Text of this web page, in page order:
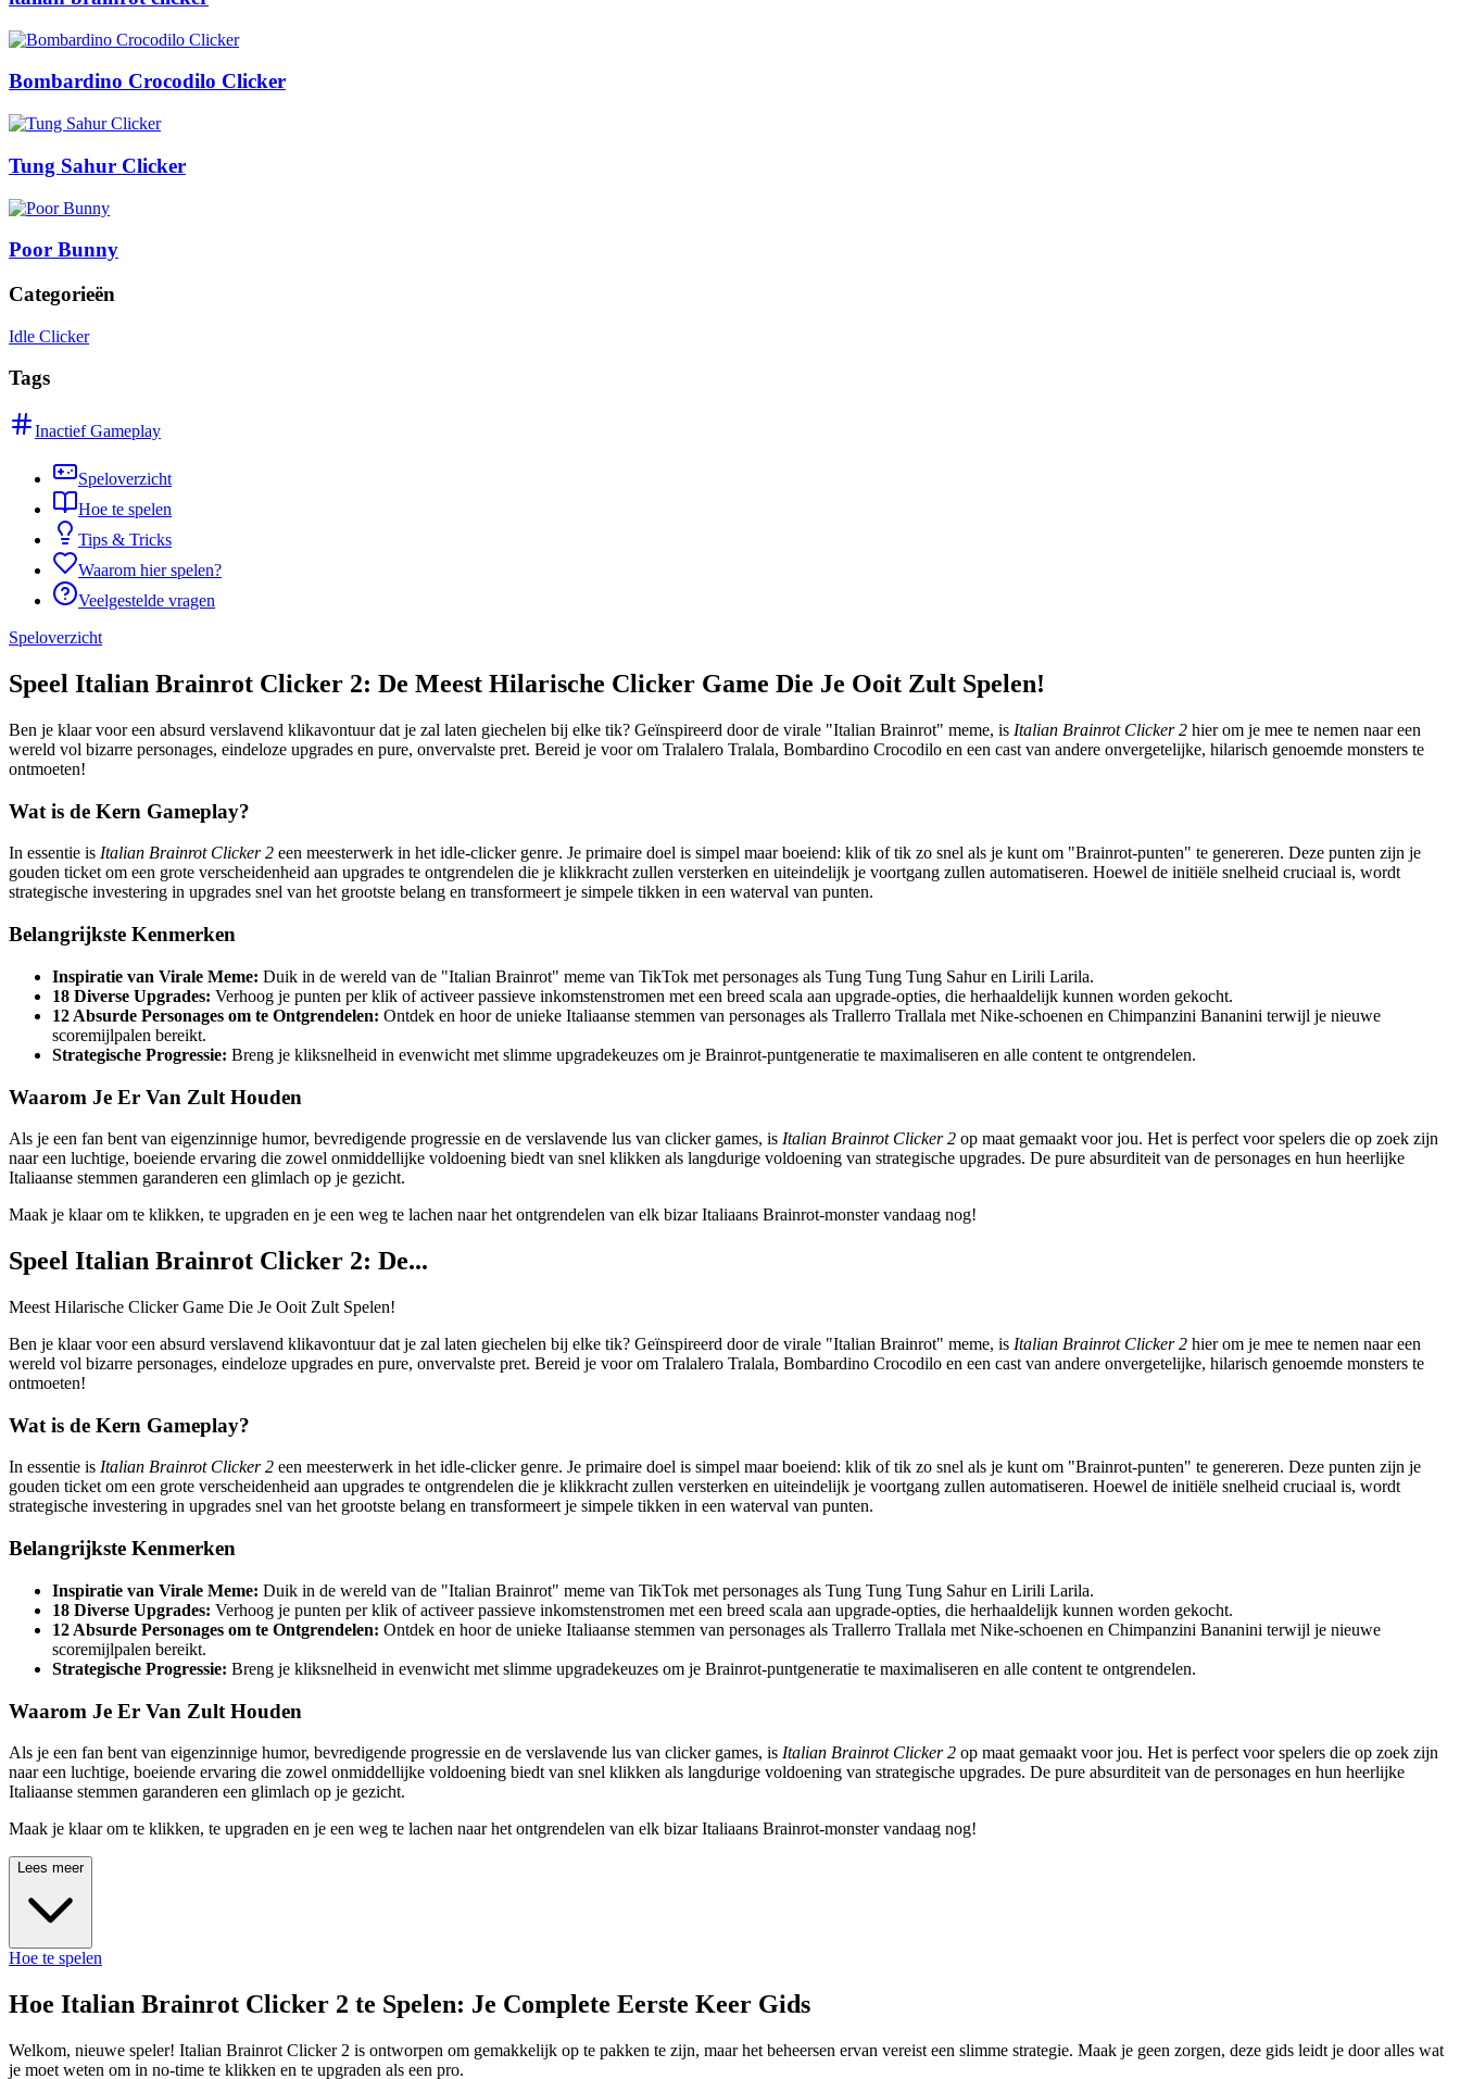
Bombardino Crocodilo Clicker
Tung Sahur Clicker
Poor Bunny
Categorieën
Idle Clicker
Tags
Inactief Gameplay
Speloverzicht
Hoe te spelen
Tips & Tricks
Waarom hier spelen?
Veelgestelde vragen
Speloverzicht
Speel Italian Brainrot Clicker 2: De Meest Hilarische Clicker Game Die Je Ooit Zult Spelen!
Ben je klaar voor een absurd verslavend klikavontuur dat je zal laten giechelen bij elke tik? Geïnspireerd door de virale "Italian Brainrot" meme, is Italian Brainrot Clicker 2 hier om je mee te nemen naar een
wereld vol bizarre personages, eindeloze upgrades en pure, onvervalste pret. Bereid je voor om Tralalero Tralala, Bombardino Crocodilo en een cast van andere onvergetelijke, hilarisch genoemde monsters te
ontmoeten!
Wat is de Kern Gameplay?
In essentie is Italian Brainrot Clicker 2 een meesterwerk in het idle-clicker genre. Je primaire doel is simpel maar boeiend: klik of tik zo snel als je kunt om "Brainrot-punten" te genereren. Deze punten zijn je
gouden ticket om een ​​grote verscheidenheid aan upgrades te ontgrendelen die je klikkracht zullen versterken en uiteindelijk je voortgang zullen automatiseren. Hoewel de initiële snelheid cruciaal is, wordt
strategische investering in upgrades snel van het grootste belang en transformeert je simpele tikken in een waterval van punten.
Belangrijkste Kenmerken
Inspiratie van Virale Meme: Duik in de wereld van de "Italian Brainrot" meme van TikTok met personages als Tung Tung Tung Sahur en Lirili Larila.
18 Diverse Upgrades: Verhoog je punten per klik of activeer passieve inkomstenstromen met een breed scala aan upgrade-opties, die herhaaldelijk kunnen worden gekocht.
12 Absurde Personages om te Ontgrendelen: Ontdek en hoor de unieke Italiaanse stemmen van personages als Trallerro Trallala met Nike-schoenen en Chimpanzini Bananini terwijl je nieuwe
scoremijlpalen bereikt.
Strategische Progressie: Breng je kliksnelheid in evenwicht met slimme upgradekeuzes om je Brainrot-puntgeneratie te maximaliseren en alle content te ontgrendelen.
Waarom Je Er Van Zult Houden
Als je een fan bent van eigenzinnige humor, bevredigende progressie en de verslavende lus van clicker games, is Italian Brainrot Clicker 2 op maat gemaakt voor jou. Het is perfect voor spelers die op zoek zijn
naar een luchtige, boeiende ervaring die zowel onmiddellijke voldoening biedt van snel klikken als langdurige voldoening van strategische upgrades. De pure absurditeit van de personages en hun heerlijke
Italiaanse stemmen garanderen een glimlach op je gezicht.
Maak je klaar om te klikken, te upgraden en je een weg te lachen naar het ontgrendelen van elk bizar Italiaans Brainrot-monster vandaag nog!
Speel Italian Brainrot Clicker 2: De...
Meest Hilarische Clicker Game Die Je Ooit Zult Spelen!
Ben je klaar voor een absurd verslavend klikavontuur dat je zal laten giechelen bij elke tik? Geïnspireerd door de virale "Italian Brainrot" meme, is Italian Brainrot Clicker 2 hier om je mee te nemen naar een
wereld vol bizarre personages, eindeloze upgrades en pure, onvervalste pret. Bereid je voor om Tralalero Tralala, Bombardino Crocodilo en een cast van andere onvergetelijke, hilarisch genoemde monsters te
ontmoeten!
Wat is de Kern Gameplay?
In essentie is Italian Brainrot Clicker 2 een meesterwerk in het idle-clicker genre. Je primaire doel is simpel maar boeiend: klik of tik zo snel als je kunt om "Brainrot-punten" te genereren. Deze punten zijn je
gouden ticket om een ​​grote verscheidenheid aan upgrades te ontgrendelen die je klikkracht zullen versterken en uiteindelijk je voortgang zullen automatiseren. Hoewel de initiële snelheid cruciaal is, wordt
strategische investering in upgrades snel van het grootste belang en transformeert je simpele tikken in een waterval van punten.
Belangrijkste Kenmerken
Inspiratie van Virale Meme: Duik in de wereld van de "Italian Brainrot" meme van TikTok met personages als Tung Tung Tung Sahur en Lirili Larila.
18 Diverse Upgrades: Verhoog je punten per klik of activeer passieve inkomstenstromen met een breed scala aan upgrade-opties, die herhaaldelijk kunnen worden gekocht.
12 Absurde Personages om te Ontgrendelen: Ontdek en hoor de unieke Italiaanse stemmen van personages als Trallerro Trallala met Nike-schoenen en Chimpanzini Bananini terwijl je nieuwe
scoremijlpalen bereikt.
Strategische Progressie: Breng je kliksnelheid in evenwicht met slimme upgradekeuzes om je Brainrot-puntgeneratie te maximaliseren en alle content te ontgrendelen.
Waarom Je Er Van Zult Houden
Als je een fan bent van eigenzinnige humor, bevredigende progressie en de verslavende lus van clicker games, is Italian Brainrot Clicker 2 op maat gemaakt voor jou. Het is perfect voor spelers die op zoek zijn
naar een luchtige, boeiende ervaring die zowel onmiddellijke voldoening biedt van snel klikken als langdurige voldoening van strategische upgrades. De pure absurditeit van de personages en hun heerlijke
Italiaanse stemmen garanderen een glimlach op je gezicht.
Maak je klaar om te klikken, te upgraden en je een weg te lachen naar het ontgrendelen van elk bizar Italiaans Brainrot-monster vandaag nog!
Lees meer
Hoe te spelen
Hoe Italian Brainrot Clicker 2 te Spelen: Je Complete Eerste Keer Gids
Welkom, nieuwe speler! Italian Brainrot Clicker 2 is ontworpen om gemakkelijk op te pakken te zijn, maar het beheersen ervan vereist een slimme strategie. Maak je geen zorgen, deze gids leidt je door alles wat
je moet weten om in no-time te klikken en te upgraden als een pro.